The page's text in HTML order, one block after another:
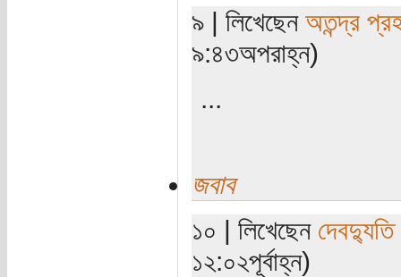
৯ | লিখেছেন অতন্দ্র
৯:৪৩অপরাহ্ন)
...
জবাব
১০ | লিখেছেন দেবদ্যুতি
১২:০২পূর্বাহ্ন)